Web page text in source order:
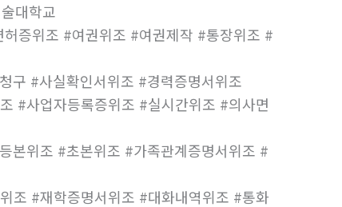
대학교
증위조 #여권위조 #여권제작 #통장위조 #
구 #사실확인서위조 #경력증명서위조
#사업자등록증위조 #실시간위조 #의사면
본위조 #초본위조 #가족관계증명서위조 #
조 #재학증명서위조 #대화내역위조 #통화